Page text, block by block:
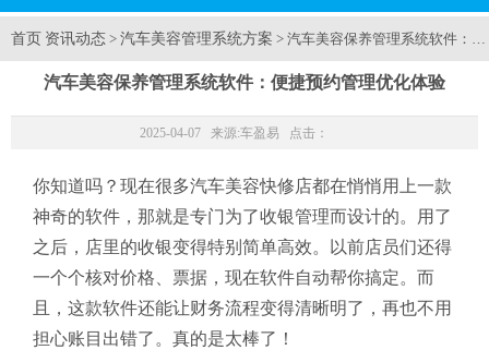
首页 资讯动态 > 汽车美容管理系统方案 > 汽车美容保养管理系统软件：
汽车美容保养管理系统软件：便捷预约管理优化体验
2025-04-07 来源:车盈易 点击：
你知道吗？现在很多汽车美容快修店都在悄悄用上一款
神奇的软件，那就是专门为了收银管理而设计的。用了
之后，店里的收银变得特别简单高效。以前店员们还得
一个个核对价格、票据，现在软件自动帮你搞定。而
且，这款软件还能让财务流程变得清晰明了，再也不用
担心账目出错了。真的是太棒了！